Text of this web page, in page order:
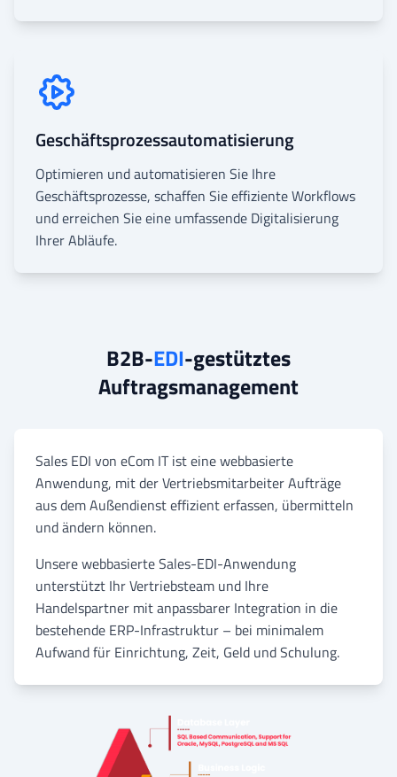
Geschäftsprozessautomatisierung
Optimieren und automatisieren Sie Ihre
Geschäftsprozesse, schaffen Sie effiziente Workflows
und erreichen Sie eine umfassende Digitalisierung
Ihrer Abläufe.
B2B-EDI-gestütztes
Auftragsmanagement
Sales EDI von eCom IT ist eine webbasierte
Anwendung, mit der Vertriebsmitarbeiter Aufträge
aus dem Außendienst effizient erfassen, übermitteln
und ändern können.
Unsere webbasierte Sales-EDI-Anwendung
unterstützt Ihr Vertriebsteam und Ihre
Handelspartner mit anpassbarer Integration in die
bestehende ERP-Infrastruktur – bei minimalem
Aufwand für Einrichtung, Zeit, Geld und Schulung.